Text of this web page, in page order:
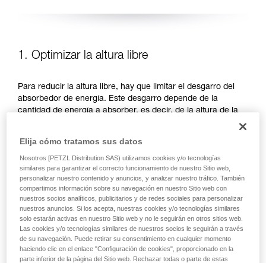
1. Optimizar la altura libre
Para reducir la altura libre, hay que limitar el desgarro del
absorbedor de energía. Este desgarro depende de la
cantidad de energía a absorber, es decir, de la altura de la
anclaje o reducir la longitud del elemento de amarre.
PRIORIZAR LAS POSICIONES DE TRABAJO POR DEBAJO
DEL ANCLAJE
Elija cómo tratamos sus datos
Nosotros [PETZL Distribution SAS) utilizamos cookies y/o tecnologías
similares para garantizar el correcto funcionamiento de nuestro Sitio web,
personalizar nuestro contenido y anuncios, y analizar nuestro tráfico. También
compartimos información sobre su navegación en nuestro Sitio web con
nuestros socios analíticos, publicitarios y de redes sociales para personalizar
nuestros anuncios. Si los acepta, nuestras cookies y/o tecnologías similares
solo estarán activas en nuestro Sitio web y no le seguirán en otros sitios web.
Las cookies y/o tecnologías similares de nuestros socios le seguirán a través
de su navegación. Puede retirar su consentimiento en cualquier momento
haciendo clic en el enlace "Configuración de cookies", proporcionado en la
parte inferior de la página del Sitio web. Rechazar todas o parte de estas